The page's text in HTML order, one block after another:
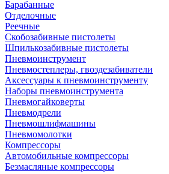
Барабанные
Отделочные
Реечные
Скобозабивные пистолеты
Шпилькозабивные пистолеты
Пневмоинструмент
Пневмостеплеры, гвоздезабиватели
Аксессуары к пневмоинструменту
Наборы пневмоинструмента
Пневмогайковерты
Пневмодрели
Пневмошлифмашины
Пневмомолотки
Компрессоры
Автомобильные компрессоры
Безмасляные компрессоры